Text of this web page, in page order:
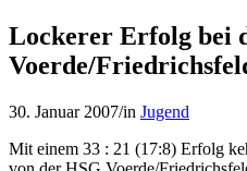
Lockerer Erfolg bei
Voerde/
30. Januar 2007/in Jugend
Mit einem 33 : 21 (17:8) Erfolg